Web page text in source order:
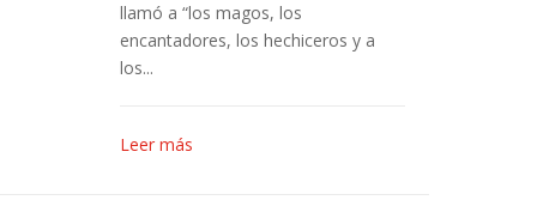
llamó a “los magos, los
encantadores, los hechiceros y a
los...
Leer más